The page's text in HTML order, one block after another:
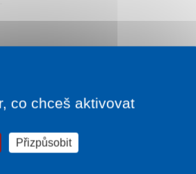
co chceš aktivovat
Přizpůsobit